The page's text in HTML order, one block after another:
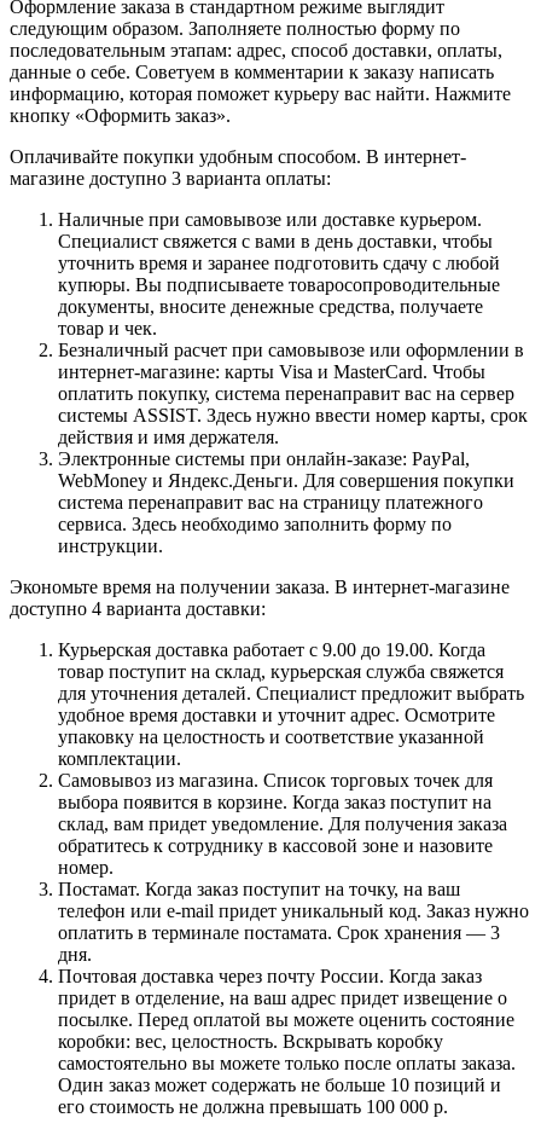
Оформление заказа в стандартном режиме выглядит
следующим образом. Заполняете полностью форму по
последовательным этапам: адрес, способ доставки, оплаты,
данные о себе. Советуем в комментарии к заказу написать
информацию, которая поможет курьеру вас найти. Нажмите
кнопку «Оформить заказ».
Оплачивайте покупки удобным способом. В интернет-
магазине доступно 3 варианта оплаты:
Наличные при самовывозе или доставке курьером.
Специалист свяжется с вами в день доставки, чтобы
уточнить время и заранее подготовить сдачу с любой
купюры. Вы подписываете товаросопроводительные
документы, вносите денежные средства, получаете
товар и чек.
Безналичный расчет при самовывозе или оформлении в
интернет-магазине: карты Visa и MasterCard. Чтобы
оплатить покупку, система перенаправит вас на сервер
системы ASSIST. Здесь нужно ввести номер карты, срок
действия и имя держателя.
Электронные системы при онлайн-заказе: PayPal,
WebMoney и Яндекс.Деньги. Для совершения покупки
система перенаправит вас на страницу платежного
сервиса. Здесь необходимо заполнить форму по
инструкции.
Экономьте время на получении заказа. В интернет-магазине
доступно 4 варианта доставки:
Курьерская доставка работает с 9.00 до 19.00. Когда
товар поступит на склад, курьерская служба свяжется
для уточнения деталей. Специалист предложит выбрать
удобное время доставки и уточнит адрес. Осмотрите
упаковку на целостность и соответствие указанной
комплектации.
Самовывоз из магазина. Список торговых точек для
выбора появится в корзине. Когда заказ поступит на
склад, вам придет уведомление. Для получения заказа
обратитесь к сотруднику в кассовой зоне и назовите
номер.
Постамат. Когда заказ поступит на точку, на ваш
телефон или e-mail придет уникальный код. Заказ нужно
оплатить в терминале постамата. Срок хранения — 3
дня.
Почтовая доставка через почту России. Когда заказ
придет в отделение, на ваш адрес придет извещение о
посылке. Перед оплатой вы можете оценить состояние
коробки: вес, целостность. Вскрывать коробку
самостоятельно вы можете только после оплаты заказа.
Один заказ может содержать не больше 10 позиций и
его стоимость не должна превышать 100 000 р.